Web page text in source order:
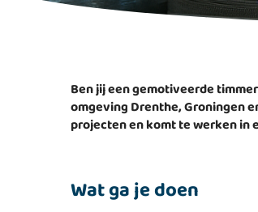
Ben jij een gemotiveerde
omgeving Drenthe, Groningen
projecten en komt te werken in
Wat ga je doen